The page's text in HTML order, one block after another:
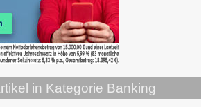
in Kategorie Banking